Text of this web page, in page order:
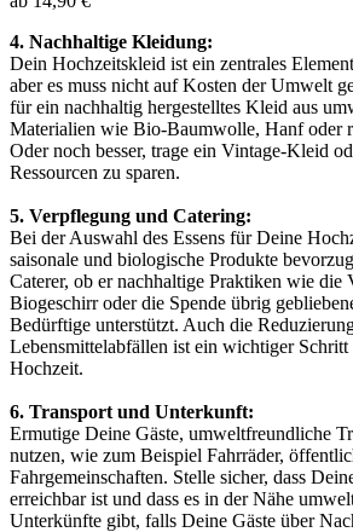
4. Nachhaltige Kleidung:
Dein Hochzeitskleid ist ein zentrales
aber es muss nicht auf Kosten der Umwelt
für ein nachhaltig hergestelltes Kleid aus
Materialien wie Bio-Baumwolle, Hanf oder
Oder noch besser, trage ein Vintage-Kleid
Ressourcen zu sparen.
5. Verpflegung und Catering:
Bei der Auswahl des Essens für Deine
saisonale und biologische Produkte
Caterer, ob er nachhaltige Praktiken wie die
Biogeschirr oder die Spende übrig
Bedürftige unterstützt. Auch die
Lebensmittelabfällen ist ein wichtiger Schritt
Hochzeit.
6. Transport und Unterkunft:
Ermutige Deine Gäste, umweltfreundliche
nutzen, wie zum Beispiel Fahrräder,
Fahrgemeinschaften. Stelle sicher, dass
erreichbar ist und dass es in der Nähe
Unterkünfte gibt, falls Deine Gäste über